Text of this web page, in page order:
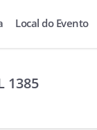
Local do Evento
1385